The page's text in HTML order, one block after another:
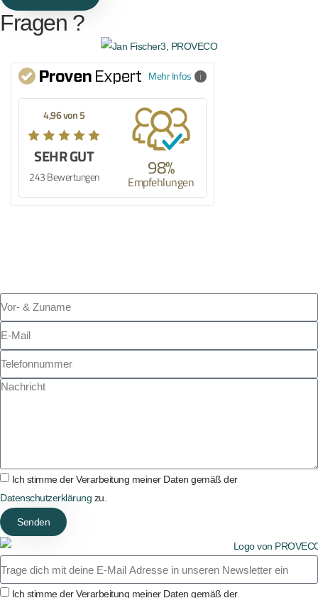
Fragen ?
Mehr Infos
4,96 von 5
SEHR GUT
243 Bewertungen 98%
Empfehlungen
Ich stimme der Verarbeitung meiner Daten gemäß der
Datenschutzerklärung zu.
Senden
Ich stimme der Verarbeitung meiner Daten gemäß der